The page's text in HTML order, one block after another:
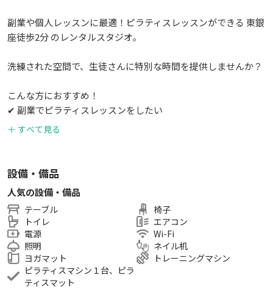
副業や個人レッスンに最適！ピラティスレッスンができる 東銀
座徒歩2分 のレンタルスタジオ。
洗練された空間で、生徒さんに特別な時間を提供しませんか？
こんな方におすすめ！
✔ 副業でピラティスレッスンをしたい
✔ 自分のスタイルでレッスンを開講したい
スタジオの特徴
✨ 東銀座駅から徒歩2分の好立地
✨ シンプル＆おしゃれな内装で居心地抜群
✨ 必要な設備が揃った使いやすい空間
＋ すべて見る
設備・備品
人気の設備・備品
テーブル
トイレ
電源
照明
ヨガマット
ピラティスマシン１台、ピラ
ティスマット
椅子
エアコン
Wi-Fi
ネイル机
トレーニングマシン